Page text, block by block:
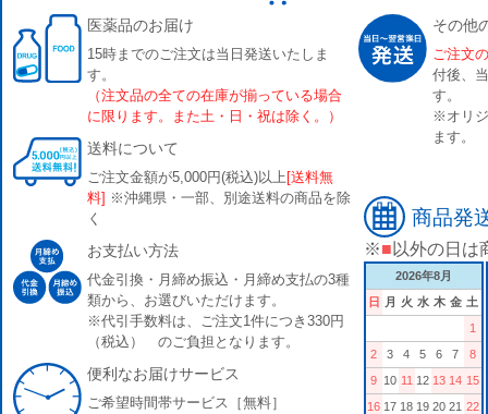
医薬品のお届け
15時までのご注文は当日発送いたしま
す。
（注文品の全ての在庫が揃っている場合
に限ります。また土・日・祝は除く。）
送料について
ご注文金額が5,000円(税込)以上 [送料無
料] ※沖縄県・一部、別途送料の商品を除
く
お支払い方法
代金引換・月締め振込・月締め支払の3種
類から、お選びいただけます。
※代引手数料は、ご注文1件につき330円
（税込） のご負担となります。
便利なお届けサービス
ご希望時間帯サービス［無料］
その他
ご注文
付後、
す。
※オリ
ます。
商品発
※■ 以外の日は
2026年8月
日
月 火 水 木 金 土
1
2
3 4 5 6 7
8
9 10 11 12 13 14 15
16 17 18 19 20 21 22